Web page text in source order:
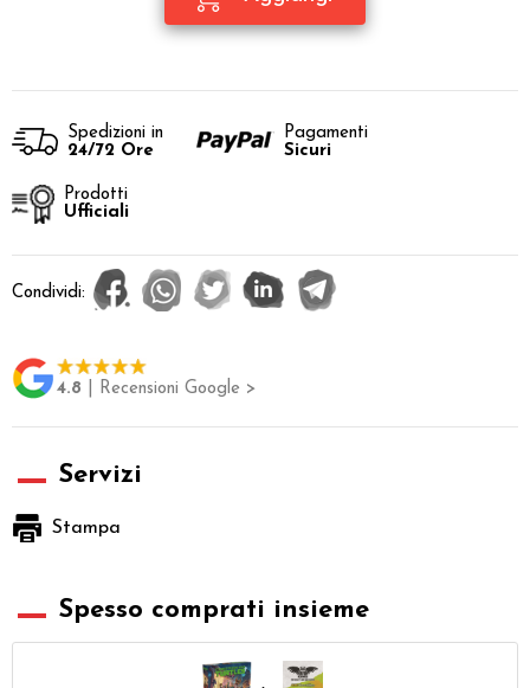
Spedizioni in
24/72 Ore
Pagamenti
Sicuri
Prodotti
Ufficiali
Condividi:
4.8 | Recensioni Google >
Servizi
Stampa
Spesso comprati insieme